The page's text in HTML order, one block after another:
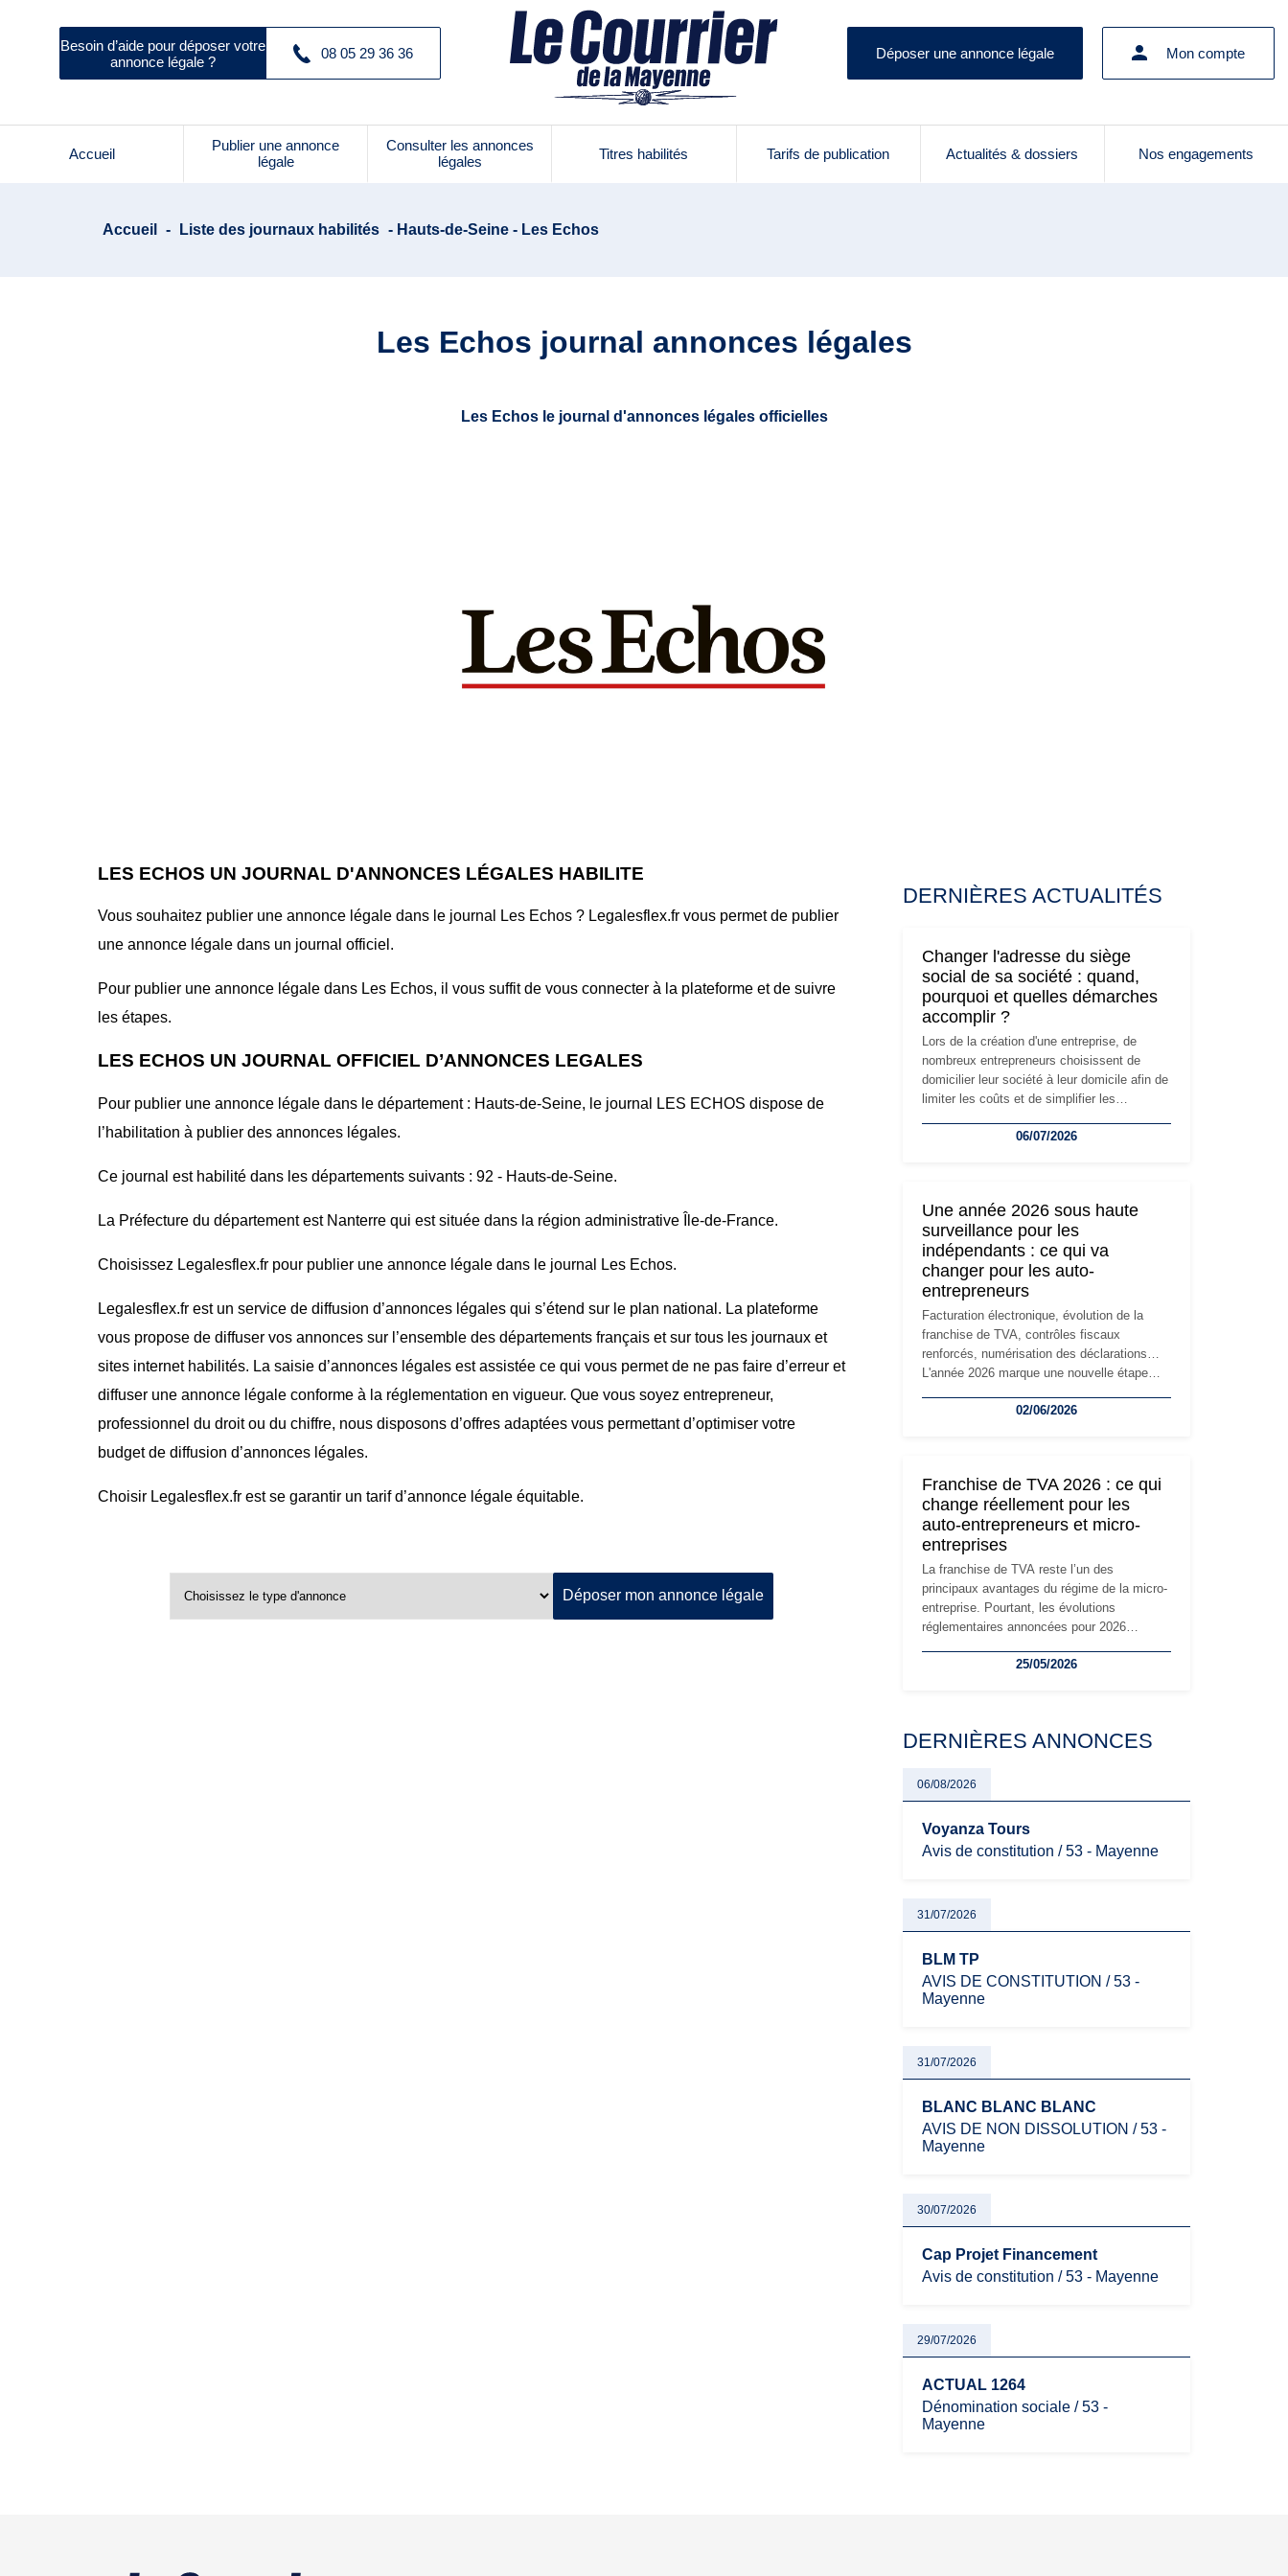
Besoin d’aide pour déposer votre
annonce légale ?
08 05 29 36 36 Déposer une annonce légale Mon compte
Accueil
Publier une annonce
légale
Consulter les annonces
légales
Titres habilités Tarifs de publication Actualités & dossiers Nos engagements
Accueil - Liste des journaux habilités - Hauts-de-Seine - Les Echos
Les Echos journal annonces légales
Les Echos le journal d'annonces légales officielles
LES ECHOS UN JOURNAL D'ANNONCES LÉGALES HABILITE
Vous souhaitez publier une annonce légale dans le journal Les Echos ? Legalesflex.fr vous permet de publier
une annonce légale dans un journal officiel.
Pour publier une annonce légale dans Les Echos, il vous suffit de vous connecter à la plateforme et de suivre
les étapes.
LES ECHOS UN JOURNAL OFFICIEL D’ANNONCES LEGALES
Pour publier une annonce légale dans le département : Hauts-de-Seine, le journal LES ECHOS dispose de
l’habilitation à publier des annonces légales.
Ce journal est habilité dans les départements suivants : 92 - Hauts-de-Seine.
La Préfecture du département est Nanterre qui est située dans la région administrative Île-de-France.
Choisissez Legalesflex.fr pour publier une annonce légale dans le journal Les Echos.
Legalesflex.fr est un service de diffusion d’annonces légales qui s’étend sur le plan national. La plateforme
vous propose de diffuser vos annonces sur l’ensemble des départements français et sur tous les journaux et
sites internet habilités. La saisie d’annonces légales est assistée ce qui vous permet de ne pas faire d’erreur et
diffuser une annonce légale conforme à la réglementation en vigueur. Que vous soyez entrepreneur,
professionnel du droit ou du chiffre, nous disposons d’offres adaptées vous permettant d’optimiser votre
budget de diffusion d’annonces légales.
Choisir Legalesflex.fr est se garantir un tarif d’annonce légale équitable.
Déposer mon annonce légale
DERNIÈRES ACTUALITÉS
Changer l'adresse du siège
social de sa société : quand,
pourquoi et quelles démarches
accomplir ?
Lors de la création d'une entreprise, de
nombreux entrepreneurs choisissent de
domicilier leur société à leur domicile afin de
limiter les coûts et de simplifier les
l'activité, cette solution peut rapidement
siège social répond souvent à une nouvelle
étape de la vie de l'entreprise et implique
plusieurs formalités obligatoires.
06/07/2026
Une année 2026 sous haute
surveillance pour les
indépendants : ce qui va
changer pour les auto-
entrepreneurs
Facturation électronique, évolution de la
franchise de TVA, contrôles fiscaux
renforcés, numérisation des déclarations…
L'année 2026 marque une nouvelle étape
travailleurs indépendants. Si le régime de la
réglementaire plus exigeant. Décryptage des
principaux changements et des précautions
à prendre pour éviter les mauvaises
surprises.
02/06/2026
Franchise de TVA 2026 : ce qui
change réellement pour les
auto-entrepreneurs et micro-
entreprises
La franchise de TVA reste l’un des
principaux avantages du régime de la micro-
entreprise. Pourtant, les évolutions
réglementaires annoncées pour 2026
les auto-entrepreneurs, artisans et
évoluent dans un contexte de contrôle
oblige les indépendants à rester
particulièrement vigilants.
25/05/2026
DERNIÈRES ANNONCES
06/08/2026
Voyanza Tours
Avis de constitution / 53 - Mayenne
31/07/2026
BLM TP
AVIS DE CONSTITUTION / 53 -
Mayenne
31/07/2026
BLANC BLANC BLANC
AVIS DE NON DISSOLUTION / 53 -
Mayenne
30/07/2026
Cap Projet Financement
Avis de constitution / 53 - Mayenne
29/07/2026
ACTUAL 1264
Dénomination sociale / 53 -
Mayenne